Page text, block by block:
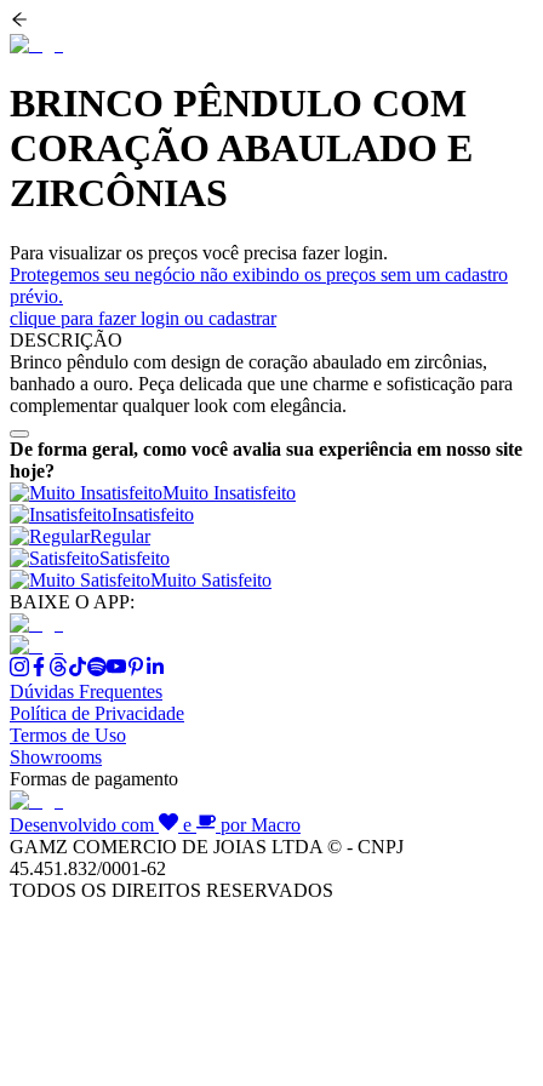
BRINCO PÊNDULO COM
CORAÇÃO ABAULADO E
ZIRCÔNIAS
Para visualizar os preços você precisa fazer login.
Protegemos seu negócio não exibindo os preços sem um cadastro
prévio.
clique para fazer login ou cadastrar
DESCRIÇÃO
Brinco pêndulo com design de coração abaulado em zircônias,
banhado a ouro. Peça delicada que une charme e sofisticação para
complementar qualquer look com elegância.
De forma geral, como você avalia sua experiência em nosso site
hoje?
Muito Insatisfeito
Insatisfeito
Regular
Satisfeito
Muito Satisfeito
BAIXE O APP:
Dúvidas Frequentes
Política de Privacidade
Termos de Uso
Showrooms
Formas de pagamento
Desenvolvido com e
por Macro
GAMZ COMERCIO DE JOIAS LTDA © - CNPJ
45.451.832/0001-62
TODOS OS DIREITOS RESERVADOS